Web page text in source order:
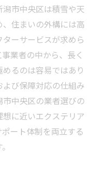
市中央区は積雪や天
住まいの外構には高
ーサービスが求めら
業者の中から、長く
るのは容易ではあり
び保障対応の仕組み
中央区の業者選びの
に近いエクステリア
ート体制を両立する